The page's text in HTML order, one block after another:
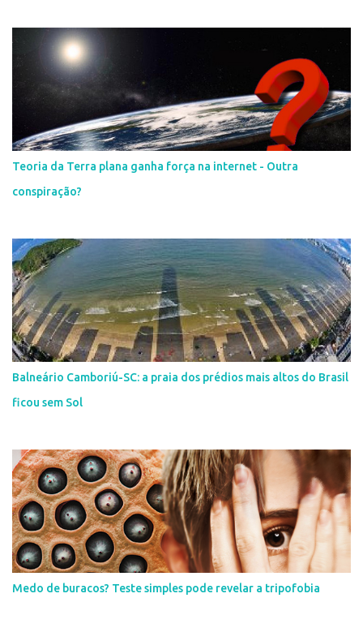
Teoria da Terra plana ganha força na internet - Outra
conspiração?
Balneário Camboriú-SC: a praia dos prédios mais altos do Brasil
ficou sem Sol
Medo de buracos? Teste simples pode revelar a tripofobia